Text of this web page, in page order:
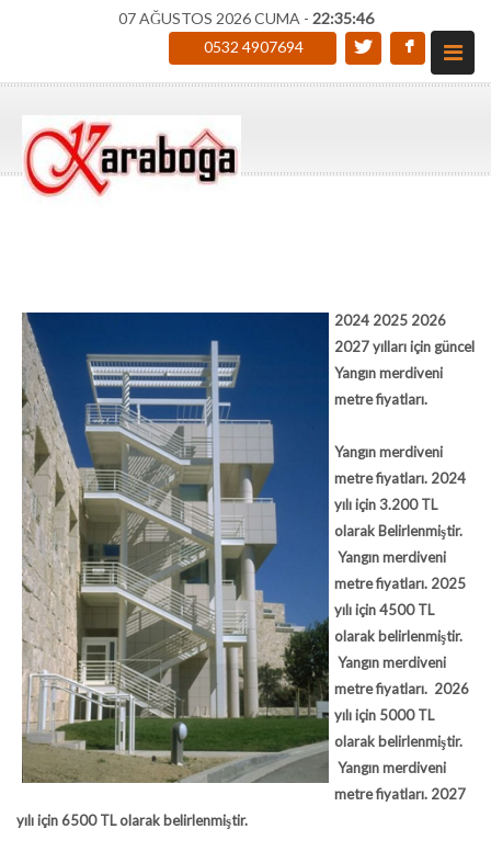
07 AĞUSTOS 2026 CUMA - 22:35:47
0532 4907694
2024 2025 2026
2027yılları için güncel
Yangın merdiveni
metre fiyatları.
Yangın merdiveni
metre fiyatları. 2024
yılı için 3.200 TL
olarak Belirlenmiştir.
Yangın merdiveni
metre fiyatları. 2025
yılı için 4500 TL
olarak belirlenmiştir.
Yangın merdiveni
metre fiyatları. 2026
yılı için 5000 TL
olarak belirlenmiştir.
Yangın merdiveni
metre fiyatları. 2027
yılı için 6500 TL olarak belirlenmiştir.